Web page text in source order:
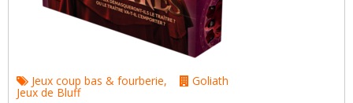
Jeux coup bas & fourberie,
Jeux de Bluff
Goliath